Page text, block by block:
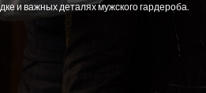
и важных деталях мужского гардероба.